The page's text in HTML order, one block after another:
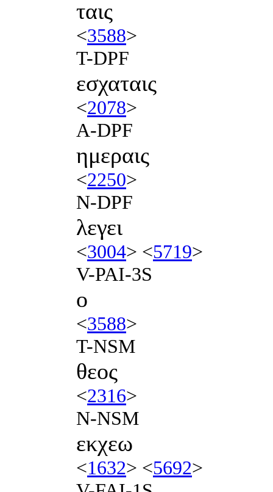
ταις
<3588>
T-DPF
εσχαταις
<2078>
A-DPF
ημεραις
<2250>
N-DPF
λεγει
<3004> <5719>
V-PAI-3S
ο
<3588>
T-NSM
θεος
<2316>
N-NSM
εκχεω
<1632> <5692>